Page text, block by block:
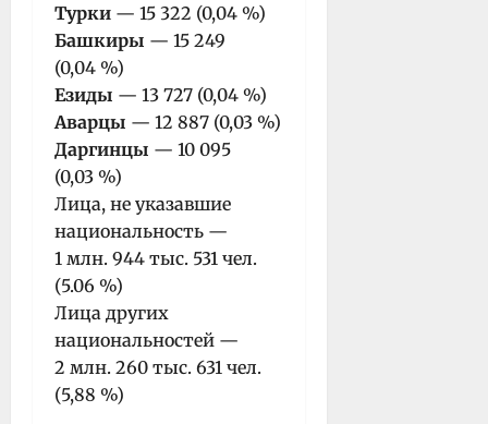
Турки — 15 322 (0,04 %)
Башкиры — 15 249
(0,04 %)
Езиды — 13 727 (0,04 %)
Аварцы — 12 887 (0,03 %)
Даргинцы — 10 095
(0,03 %)
Лица, не указавшие
национальность —
1 млн. 944 тыс. 531 чел.
(5.06 %)
Лица других
национальностей —
2 млн. 260 тыс. 631 чел.
(5,88 %)